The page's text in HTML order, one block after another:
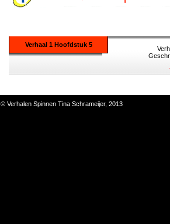
Verhaal 1 Hoofdstuk 5
© Verhalen Spinnen Tina Schrameijer, 2013